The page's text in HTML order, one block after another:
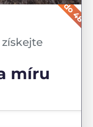
do 48
míru